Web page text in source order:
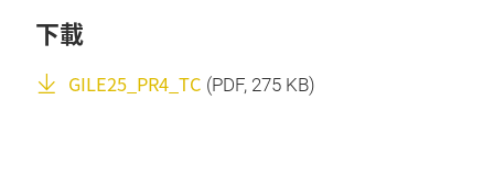
下載
GILE25_PR4_TC (PDF, 275 KB)